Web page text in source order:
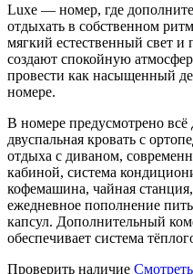
Luxe — номер, где
отдыхать в собственном
мягкий естественный свет и
создают спокойную
провести как насыщенный
номере.
В номере предусмотрено
двуспальная кровать с
отдыха с диваном,
кабиной, система
кофемашина, чайная
ежедневное пополнение
капсул. Дополнительный
обеспечивает система
Проверить наличие